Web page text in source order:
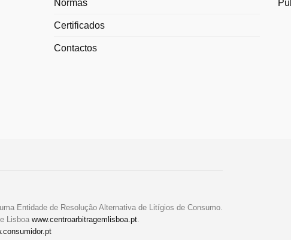
Normas
Certificados
Contactos
Entidade de Resolução Alternativa de Litígios de Consumo.
Lisboa www.centroarbitragemlisboa.pt